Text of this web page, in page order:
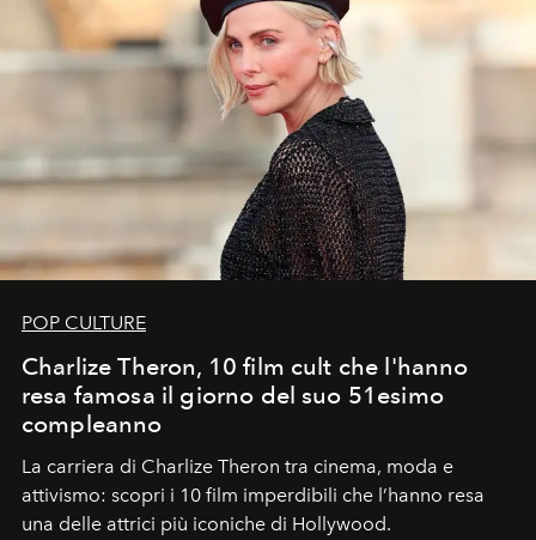
POP CULTURE
Charlize Theron, 10 film cult che l'hanno
resa famosa il giorno del suo 51esimo
compleanno
La carriera di Charlize Theron tra cinema, moda e
attivismo: scopri i 10 film imperdibili che l’hanno resa
una delle attrici più iconiche di Hollywood.